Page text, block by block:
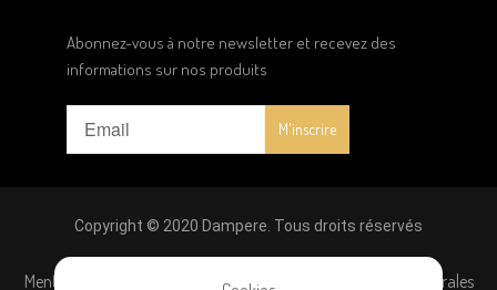
Abonnez-vous à notre newsletter et recevez des
informations sur nos produits
Copyright © 2020 Dampere. Tous droits réservés
Mentions légales Politique de confidentialité Conditions générales